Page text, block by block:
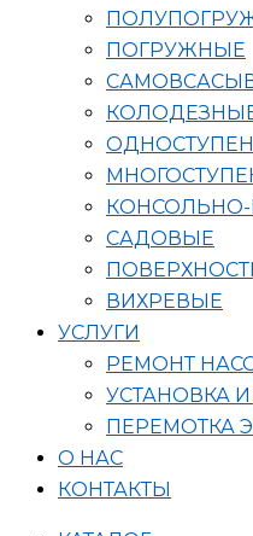
ПОГРУЖНЫЕ
САДОВЫЕ
ВИХРЕВЫЕ
УСЛУГИ
РЕМОНТ
УСТАНОВКА
ПЕРЕМОТКА
О НАС
КОНТАКТЫ